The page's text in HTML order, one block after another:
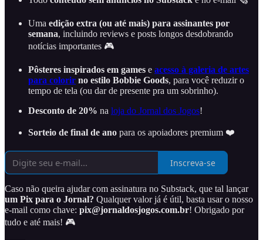
Uma edição extra (ou até mais) para assinantes por
semana, incluindo reviews e posts longos desdobrando
notícias importantes 🎮
Pôsteres inspirados em games e acesso à galeria de artes
para colorir no estilo Bobbie Goods, para você reduzir o
tempo de tela (ou dar de presente pra um sobrinho).
Desconto de 20% na loja do Jornal dos Jogos!
Sorteio de final de ano para os apoiadores premium ❤️
Inscreva-se
Caso não queira ajudar com assinatura no Substack, que tal lançar
um Pix para o Jornal? Qualquer valor já é útil, basta usar o nosso
e-mail como chave: pix@jornaldosjogos.com.br! Obrigado por
tudo e até mais! 🎮